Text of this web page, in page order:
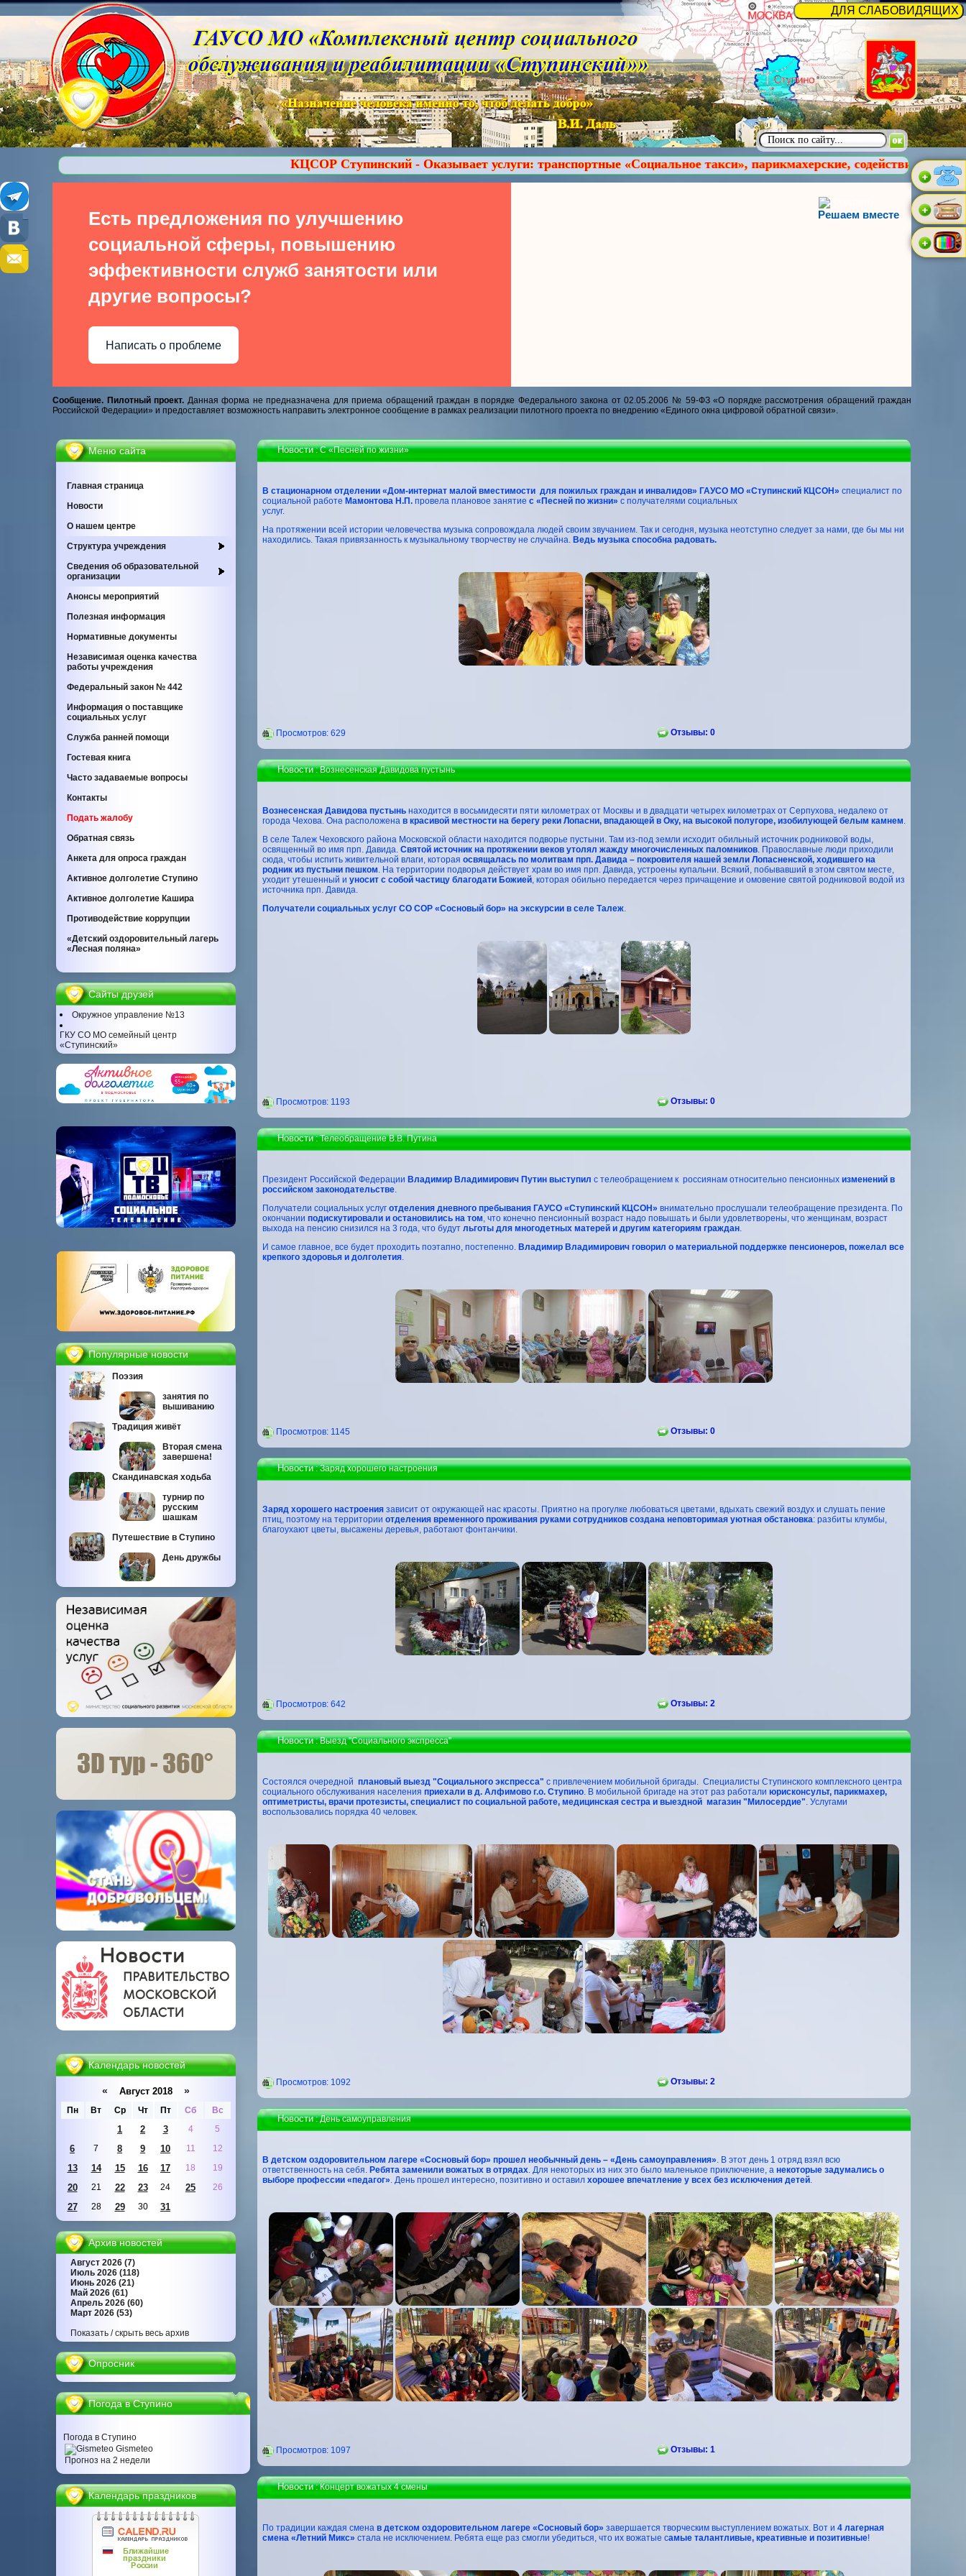
КЦСОР Ступинский - Оказывает услуги: транспортные «Социальное такси», парикмахерские, содействие в обучении
Решаем вместе
Есть предложения по улучшению
социальной сферы, повышению
эффективности служб занятости или
другие вопросы?
Написать о проблеме
Сообщение. Пилотный проект. Данная форма не предназначена для приема обращений граждан в порядке Федерального закона от 02.05.2006 № 59-ФЗ «О порядке рассмотрения обращений граждан
Российской Федерации» и предоставляет возможность направить электронное сообщение в рамках реализации пилотного проекта по внедрению «Единого окна цифровой обратной связи».
Меню сайта
Главная страница
Новости
О нашем центре
Cтруктура учреждения
Сведения об образовательной
организации
Анонсы мероприятий
Полезная информация
Нормативные документы
Независимая оценка качества
работы учреждения
Федеральный закон № 442
Информация о поставщике
социальных услуг
Служба ранней помощи
Гостевая книга
Часто задаваемые вопросы
Контакты
Подать жалобу
Обратная связь
Анкета для опроса граждан
Активное долголетие Ступино
Активное долголетие Кашира
Противодействие коррупции
«Детский оздоровительный лагерь
«Лесная поляна»
Сайты друзей
Окружное управление №13
ГКУ СО МО семейный центр
«Ступинский»
Популярные новости
Поэзия
занятия по
вышиванию
Традиция живёт
Вторая смена
завершена!
Скандинавская ходьба
турнир по
русским
шашкам
Путешествие в Ступино
День дружбы
Календарь новостей
« Август 2018 »
Пн Вт Ср Чт Пт Сб Вс
1 2 3 4 5
6 7 8 9 10 11 12
13 14 15 16 17 18 19
20 21 22 23 24 25 26
27 28 29 30 31
Архив новостей
Август 2026 (7)
Июль 2026 (118)
Июнь 2026 (21)
Май 2026 (61)
Апрель 2026 (60)
Март 2026 (53)
Показать / скрыть весь архив
Опросник
Погода в Ступино
Погода в Ступино
Gismeteo
Прогноз на 2 недели
Календарь праздников
Новости: С «Песней по жизни»
В стационарном отделении «Дом-интернат малой вместимости для пожилых граждан и инвалидов» ГАУСО МО «Ступинский КЦСОН» специалист по
социальной работе Мамонтова Н.П.провела плановое занятие с «Песней по жизни» с получателями социальных
услуг.
На протяжении всей истории человечества музыка сопровождала людей своим звучанием. Так и сегодня, музыка неотступно следует за нами, где бы мы ни
находились. Такая привязанность к музыкальному творчеству не случайна. Ведь музыка способна радовать.
Проcмотров: 629 Отзывы: 0
Новости: Вознесенская Давидова пустынь
Вознесенская Давидова пустыньнаходится в восьмидесяти пяти километрах от Москвы и в двадцати четырех километрах от Серпухова, недалеко от
города Чехова. Она расположена в красивой местности на берегу реки Лопасни, впадающей в Оку, на высокой полугоре, изобилующей белым камнем.
В селе Талеж Чеховского района Московской области находится подворье пустыни. Там из-под земли исходит обильный источник родниковой воды,
освященный во имя прп. Давида. Святой источник на протяжении веков утолял жажду многочисленных паломников. Православные люди приходили
сюда, чтобы испить живительной влаги, которая освящалась по молитвам прп. Давида – покровителя нашей земли Лопасненской, ходившего на
родник из пустыни пешком. На территории подворья действует храм во имя прп. Давида, устроены купальни. Всякий, побывавший в этом святом месте,
уходит утешенный и уносит с собой частицу благодати Божией, которая обильно передается через причащение и омовение святой родниковой водой из
источника прп. Давида.
Получатели социальных услуг СО СОР «Сосновый бор» на экскурсии в селе Талеж.
Проcмотров: 1193 Отзывы: 0
Новости: Телеобращение В.В. Путина
Президент Российской Федерации Владимир Владимирович Путин выступил с телеобращением к россиянам относительно пенсионных изменений в
российском законодательстве.
Получатели социальных услуг отделения дневного пребывания ГАУСО «Ступинский КЦСОН» внимательно прослушали телеобращение президента. По
окончании подискутировали и остановились на том, что конечно пенсионный возраст надо повышать и были удовлетворены, что женщинам, возраст
выхода на пенсию снизился на 3 года, что будут льготы для многодетных матерей и другим категориям граждан.
И самое главное, все будет проходить поэтапно, постепенно. Владимир Владимирович говорил о материальной поддержке пенсионеров, пожелал все
крепкого здоровья и долголетия.
Проcмотров: 1145 Отзывы: 0
Новости: Заряд хорошего настроения
Заряд хорошего настроениязависит от окружающей нас красоты. Приятно на прогулке любоваться цветами, вдыхать свежий воздух и слушать пение
птиц, поэтому на территории отделения временного проживания руками сотрудников создана неповторимая уютная обстановка: разбиты клумбы,
благоухают цветы, высажены деревья, работают фонтанчики.
Проcмотров: 642 Отзывы: 2
Новости: Выезд "Социального экспресса"
Состоялся очередной плановый выезд "Социального экспресса" с привлечением мобильной бригады. Специалисты Ступинского комплексного центра
социального обслуживания населения приехали в д. Алфимово г.о. Ступино. В мобильной бригаде на этот раз работали юрисконсульт, парикмахер,
оптиметристы, врачи протезисты, специалист по социальной работе, медицинская сестра и выездной магазин "Милосердие". Услугами
воспользовались порядка 40 человек.
Проcмотров: 1092 Отзывы: 2
Новости: День самоуправления
В детском оздоровительном лагере «Сосновый бор» прошел необычный день – «День самоуправления». В этот день 1 отряд взял всю
ответственность на себя. Ребята заменили вожатых в отрядах. Для некоторых из них это было маленькое приключение, а некоторые задумались о
выборе профессии «педагог». День прошел интересно, позитивно и оставил хорошее впечатление у всех без исключения детей.
Проcмотров: 1097 Отзывы: 1
Новости: Концерт вожатых 4 смены
По традиции каждая смена в детском оздоровительном лагере «Сосновый бор» завершается творческим выступлением вожатых. Вот и 4 лагерная
смена «Летний Микс» стала не исключением. Ребята еще раз смогли убедиться, что их вожатые самые талантливые, креативные и позитивные!